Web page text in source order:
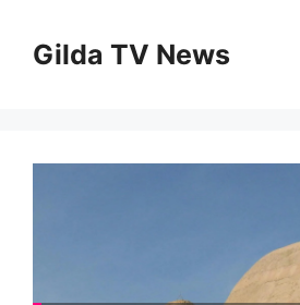
contenuto
Gilda TV News